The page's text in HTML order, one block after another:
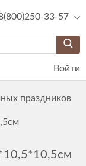
33-57
Войти
праздников